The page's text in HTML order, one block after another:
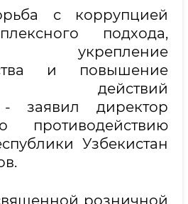
с коррупцией
подхода,
укрепление
и повышение
действий
- заявил директор
противодействию
Узбекистан
розничной